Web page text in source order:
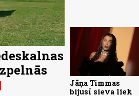
Jāņa Timmas
bijusī sieva liek